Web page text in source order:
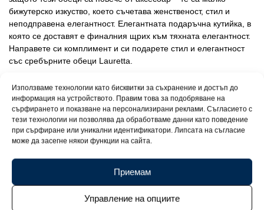
Използваме технологии като бисквитки за съхранение и достъп до
информация на устройството. Правим това за подобряване на
сърфирането и показване на персонализирани реклами. Съгласието с
тези технологии ни позволява да обработваме данни като поведение
при сърфиране или уникални идентификатори. Липсата на съгласие
може да засегне някои функции на сайта.
Приемам
Управление на опциите
бижутерско изкуство, което съчетава женственост, стил и
неподправена елегантност. Елегантната подаръчна кутийка, в
която се доставят е финалния щрих към тяхната елегантност.
Направете си комплимент и си подарете стил и елегантност
със сребърните обеци Lauretta.